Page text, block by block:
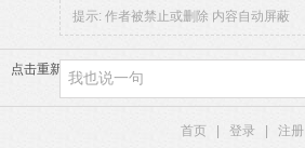
提示: 作者被禁止或删除 内容自动屏蔽
点击重新加载
首页 登录
注册